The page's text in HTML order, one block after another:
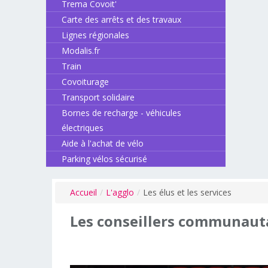
Trema Covoit'
Carte des arrêts et des travaux
Lignes régionales
Modalis.fr
Train
Covoiturage
Transport solidaire
Bornes de recharge - véhicules
électriques
Aide à l'achat de vélo
Parking vélos sécurisé
Accueil / L'agglo / Les élus et les services
Les conseillers